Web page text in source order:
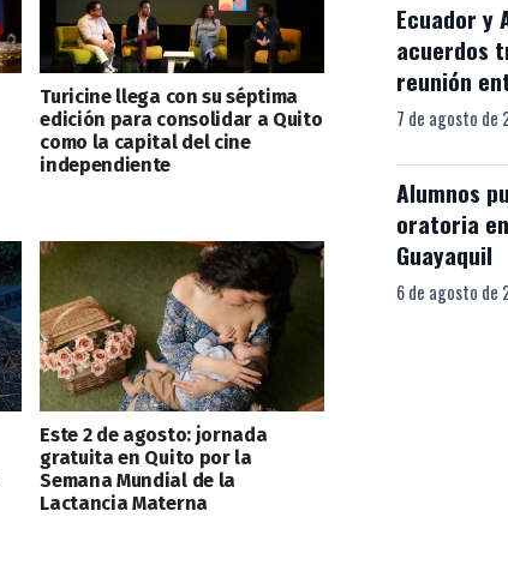
Turicine llega con su séptima
edición para consolidar a Quito
como la capital del cine
independiente
Este 2 de agosto: jornada
gratuita en Quito por la
Semana Mundial de la
Lactancia Materna
Ecuador y
acuerdos
reunión
7 de agosto de
Alumnos
oratoria
Guayaquil
6 de agosto de